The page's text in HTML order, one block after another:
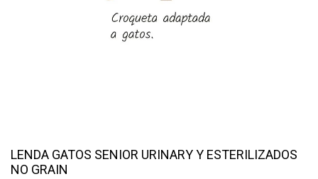
LENDA GATOS SENIOR URINARY Y ESTERILIZADOS
NO GRAIN